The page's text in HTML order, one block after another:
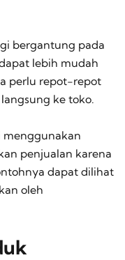
bergantung pada
lebih mudah
perlu repot-repot
ke toko.
menggunakan
penjualan karena
dapat dilihat
oleh